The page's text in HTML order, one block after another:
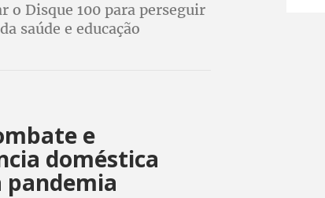
o Disque 100 para perseguir
saúde e educação
e
doméstica
pandemia